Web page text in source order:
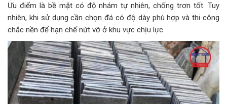
Ưu điểm là bề mặt có độ nhám tự nhiên, chống trơn tốt. Tuy
nhiên, khi sử dụng cần chọn đá có độ dày phù hợp và thi công
chắc nền để hạn chế nứt vỡ ở khu vực chịu lực.